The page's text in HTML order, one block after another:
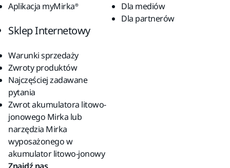
Aplikacja myMirka®
Dla mediów
Dla partnerów
Sklep Internetowy
Warunki sprzedaży
Zwroty produktów
Najczęściej zadawane
pytania
Zwrot akumulatora litowo-
jonowego Mirka lub
narzędzia Mirka
wyposażonego w
akumulator litowo-jonowy